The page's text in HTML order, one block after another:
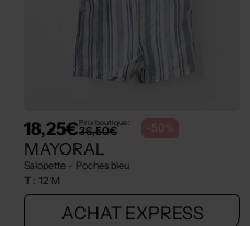
18,25€Prix boutique :
36,50€ -50%
MAYORAL
Salopette - Poches bleu
T : 12 M
ACHAT EXPRESS